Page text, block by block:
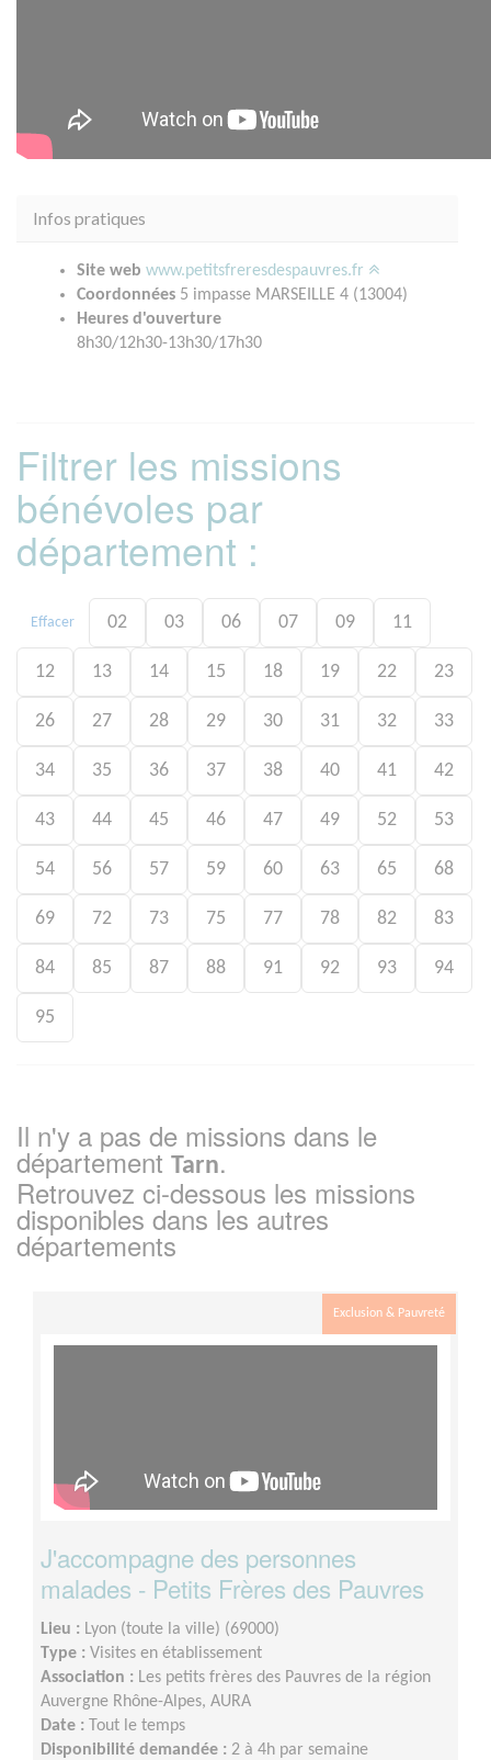
Infos pratiques
Site web www.petitsfreresdespauvres.fr
Coordonnées 5 impasse MARSEILLE 4 (13004)
Heures d'ouverture
8h30/12h30-13h30/17h30
Filtrer les missions
bénévoles par
département :
Effacer 02 03 06 07 09 11
12 13 14 15 18 19 22 23
26 27 28 29 30 31 32 33
34 35 36 37 38 40 41 42
43 44 45 46 47 49 52 53
54 56 57 59 60 63 65 68
69 72 73 75 77 78 82 83
84 85 87 88 91 92 93 94
95
Il n'y a pas de missions dans le
département Tarn.
Retrouvez ci-dessous les missions
disponibles dans les autres
départements
Exclusion & Pauvreté
J'accompagne des personnes
malades - Petits Frères des Pauvres
Lieu : Lyon (toute la ville) (69000)
Type : Visites en établissement
Association : Les petits frères des Pauvres de la région
Auvergne Rhône-Alpes, AURA
Date : Tout le temps
Disponibilité demandée : 2 à 4h par semaine